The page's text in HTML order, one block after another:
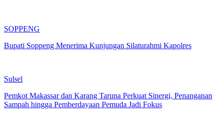
SOPPENG
Bupati Soppeng Menerima Kunjungan Silaturahmi Kapolres
Sulsel
Pemkot Makassar dan Karang Taruna Perkuat Sinergi, Penanganan
Sampah hingga Pemberdayaan Pemuda Jadi Fokus